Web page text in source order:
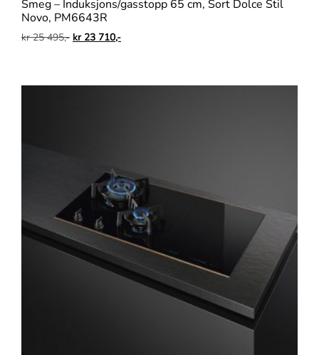
Smeg – Induksjons/gasstopp 65 cm, Sort Dolce Stil
Novo, PM6643R
kr25 495,- kr23 710,-